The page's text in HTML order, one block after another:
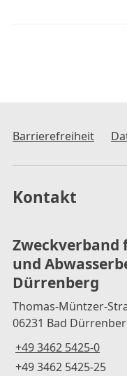
Barrierefreiheit
Kontakt
Zweckverband
und
Dürrenberg
Thomas-Müntzer-
06231 Bad
+49 3462 5425-0
+49 3462 5425-25